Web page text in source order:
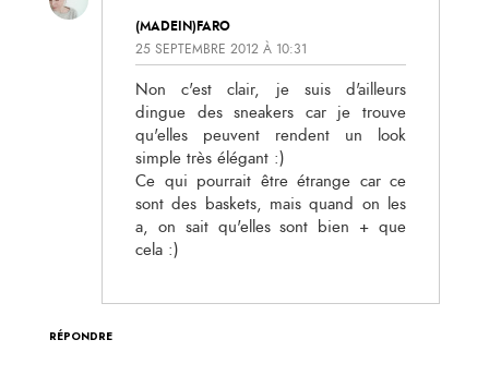
(MADEIN)FARO
25 SEPTEMBRE 2012 À 10:31
Non c'est clair, je suis d'ailleurs
dingue des sneakers car je trouve
qu'elles peuvent rendent un look
simple très élégant :)
Ce qui pourrait être étrange car ce
sont des baskets, mais quand on les
a, on sait qu'elles sont bien + que
cela :)
RÉPONDRE